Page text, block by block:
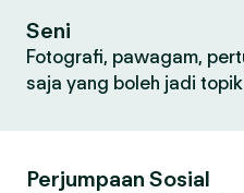
Seni
Fotografi, pawagam,
saja yang boleh jadi
Perjumpaan Sosial